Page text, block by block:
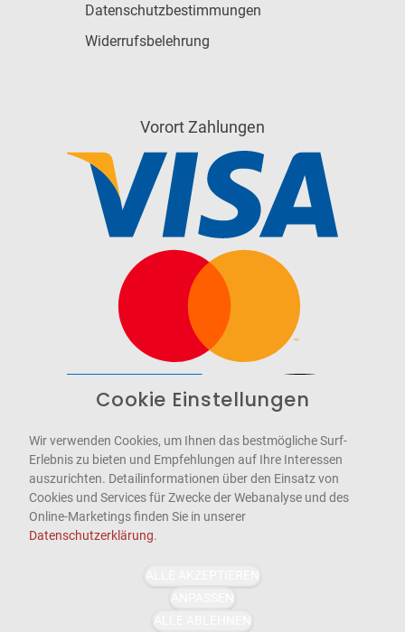
Datenschutzbestimmungen
Widerrufsbelehrung
Vorort Zahlungen
WCAG-2.1-AA
Cookie Einstellungen
Wir verwenden Cookies, um Ihnen das bestmögliche Surf-
Erlebnis zu bieten und Empfehlungen auf Ihre Interessen
auszurichten. Detailinformationen über den Einsatz von
Cookies und Services für Zwecke der Webanalyse und des
Online-Marketings finden Sie in unserer
Datenschutzerklärung.
ALLE AKZEPTIEREN
ANPASSEN
ALLE ABLEHNEN